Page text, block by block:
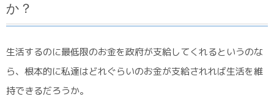
か？
生活するのに最低限のお金を政府が支給してくれるというのな
ら、根本的に私達はどれぐらいのお金が支給されれば生活を維
持できるだろうか。